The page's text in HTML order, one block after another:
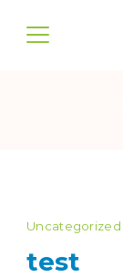
Uncategorized
test